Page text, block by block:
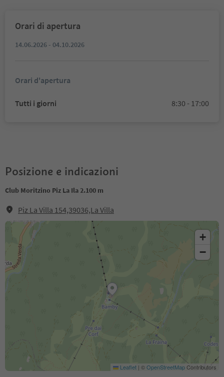
Orari di apertura
14.06.2026 - 04.10.2026
Orari d'apertura
Tutti i giorni 8:30 - 17:00
Posizione e indicazioni
Club Moritzino Piz La Ila 2.100 m
Piz La Villa 154,39036,La Villa
+
−
Leaflet | ©OpenStreetMapContributors